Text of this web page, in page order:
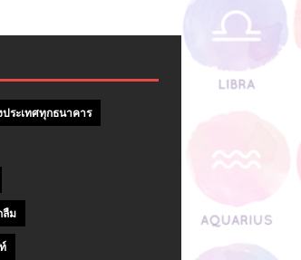
ระเทศทุกธนาคาร
ม